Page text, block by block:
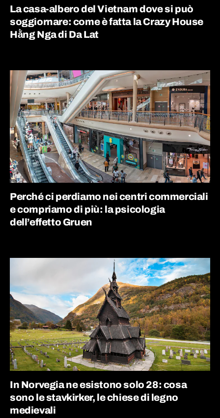
La casa-albero del Vietnam dove si può
soggiornare: come è fatta la Crazy House
Hằng Nga di Da Lat
Perché ci perdiamo nei centri commerciali
e compriamo di più: la psicologia
dell’effetto Gruen
In Norvegia ne esistono solo 28: cosa
sono le stavkirker, le chiese di legno
medievali